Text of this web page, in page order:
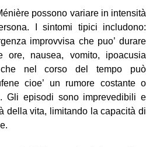
possono variare in intensità
I sintomi tipici includono:
improvvisa che puo’ durare
nausea, vomito, ipoacusia
che nel corso del tempo può
cioe’ un rumore costante o
Gli episodi sono imprevedibili e
della vita, limitando la capacità di